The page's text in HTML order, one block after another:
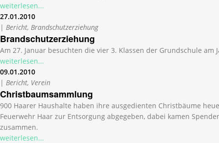
weiterlesen...
27.01.2010
| Bericht, Brandschutzerziehung
Brandschutzerziehung
Am 27. Januar besuchten die vier 3. Klassen der Grundschule am
weiterlesen...
09.01.2010
| Bericht, Verein
Christbaumsammlung
900 Haarer Haushalte haben ihre ausgedienten Christbäume
Feuerwehr Haar zur Entsorgung abgegeben, dabei kamen
zusammen.
weiterlesen...